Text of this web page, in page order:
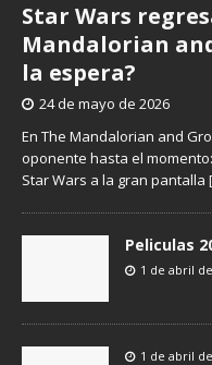
Star Wars
Mandalorian
la espera?
24 de mayo de 2026
En The Mandalorian and
oponente hasta el
Star Wars a la gran pantalla
Peliculas
1 de abril
1 de abril